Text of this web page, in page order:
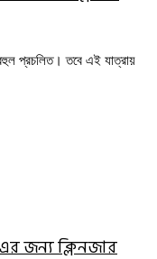
বহুল প্রচলিত। তবে এই যাত্রায়
এর জন্য ক্লিনজার